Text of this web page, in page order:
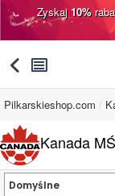
Zyskaj10%
󰅯 󰂩
Pilkarskieshop.com
Kanada